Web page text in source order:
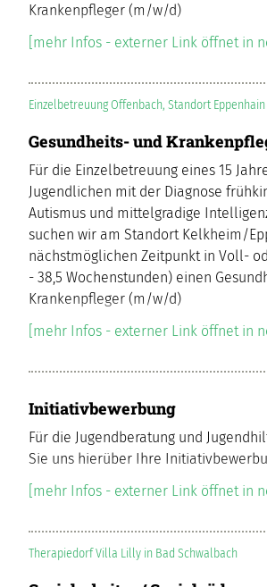
Krankenpfleger (m/w/d)
[mehr Infos - externer Link öffnet in
Einzelbetreuung Offenbach, Standort Eppenhain
Gesundheits- und
Für die Einzelbetreuung eines 15
Jugendlichen mit der Diagnose
Autismus und mittelgradige
suchen wir am Standort Kelkheim/
nächstmöglichen Zeitpunkt in Voll-
- 38,5 Wochenstunden) einen
Krankenpfleger (m/w/d)
[mehr Infos - externer Link öffnet in
Initiativbewerbung
Für die Jugendberatung und
Sie uns hierüber Ihre
[mehr Infos - externer Link öffnet in
Therapiedorf Villa Lilly in Bad Schwalbach